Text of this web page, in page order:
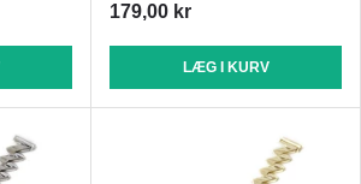
179,00 kr
LÆG I KURV